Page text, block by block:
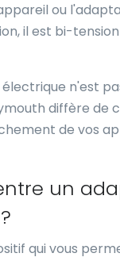
ou
il est bi-
n'est
diffère de
de vos
un
qui vous